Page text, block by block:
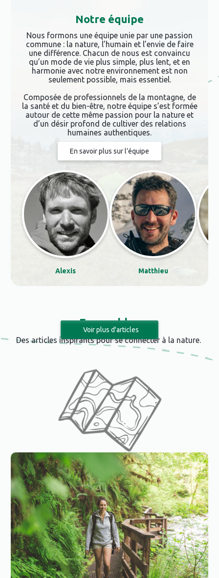
Notre équipe
Nous formons une équipe unie par une passion
commune : la nature, l’humain et l’envie de faire
une différence. Chacun de nous est convaincu
qu’un mode de vie plus simple, plus lent, et en
harmonie avec notre environnement est non
seulement possible, mais essentiel.
Composée de professionnels de la montagne, de
la santé et du bien-être, notre équipe s’est formée
autour de cette même passion pour la nature et
d’un désir profond de cultiver des relations
humaines authentiques.
En savoir plus sur l’équipe
Alexis Matthieu
Espace blog
Des articles inspirants pour se connecter à la nature.
Voir plus d'articles